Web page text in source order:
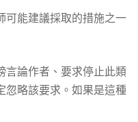
可能建議採取的措施之一
言論作者、要求停止此類
忽略該要求。如果是這種